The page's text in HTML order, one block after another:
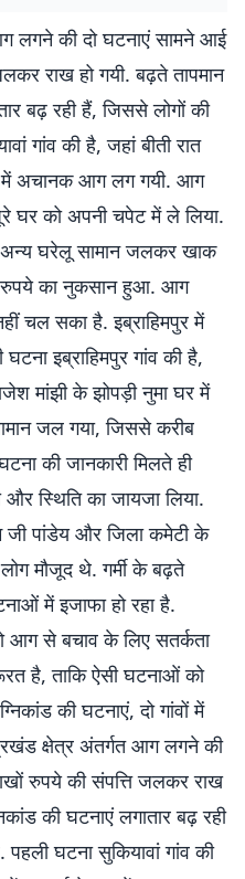
लगने की दो घटनाएं सामने आई
राख हो गयी. बढ़ते तापमान
बढ़ रही हैं, जिससे लोगों की
गांव की है, जहां बीती रात
में अचानक आग लग गयी. आग
घर को अपनी चपेट में ले लिया.
घरेलू सामान जलकर खाक
रुपये का नुकसान हुआ. आग
चल सका है. इब्राहिमपुर में
इब्राहिमपुर गांव की है,
मांझी के झोपड़ी नुमा घर में
जल गया, जिससे करीब
की जानकारी मिलते ही
और स्थिति का जायजा लिया.
जी पांडेय और जिला कमेटी के
मौजूद थे. गर्मी के बढ़ते
में इजाफा हो रहा है.
आग से बचाव के लिए सतर्कता
है, ताकि ऐसी घटनाओं को
की घटनाएं, दो गांवों में
क्षेत्र अंतर्गत आग लगने की
रुपये की संपत्ति जलकर राख
की घटनाएं लगातार बढ़ रही
घटना सुकियावां गांव की